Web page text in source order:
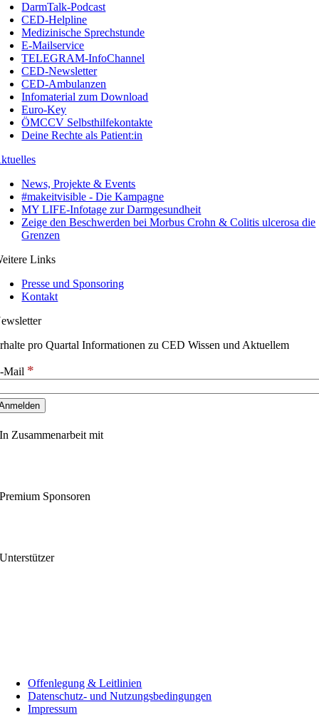
DarmTalk-Podcast
CED-Helpline
Medizinische Sprechstunde
E-Mailservice
TELEGRAM-InfoChannel
CED-Newsletter
CED-Ambulanzen
Infomaterial zum Download
Euro-Key
ÖMCCV Selbsthilfekontakte
Deine Rechte als Patient:in
News, Projekte & Events
#makeitvisible - Die Kampagne
MY LIFE-Infotage zur Darmgesundheit
Zeige den Beschwerden bei Morbus Crohn & Colitis ulcerosa die
Grenzen
Links
Presse und Sponsoring
Kontakt
pro Quartal Informationen zu CED Wissen und Aktuellem
Mail *
In Zusammenarbeit mit
Premium Sponsoren
Unterstützer
Offenlegung & Leitlinien
Datenschutz- und Nutzungsbedingungen
Impressum